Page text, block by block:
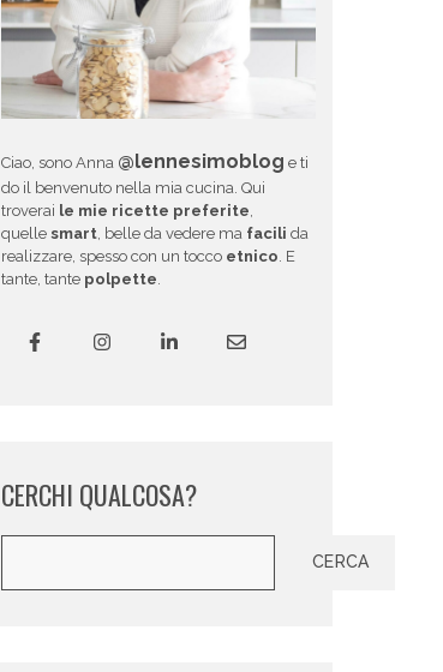
Ciao, sono Anna @lennesimoblog e ti
do il benvenuto nella mia cucina. Qui
troverai le mie ricette preferite,
quelle smart, belle da vedere ma facili da
realizzare, spesso con un tocco etnico. E
tante, tante polpette.
CERCHI QUALCOSA?
CERCA